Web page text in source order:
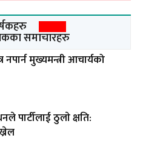
समाचारहरु
मुख्यमन्त्री आचार्यको
पार्टीलाई ठुलाे क्षति: